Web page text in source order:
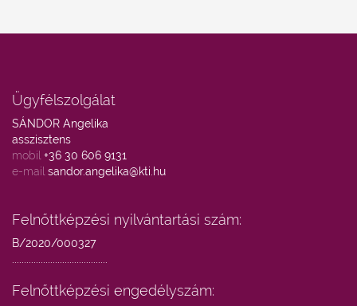
Ügyfélszolgálat
SÁNDOR Angelika
asszisztens
mobil +36 30 606 9131
e-mail sandor.angelika@kti.hu
Felnőttképzési nyilvántartási szám:
B/2020/000327
Felnőttképzési engedélyszám: